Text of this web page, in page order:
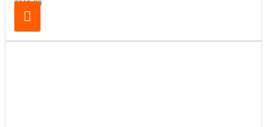
€119,00